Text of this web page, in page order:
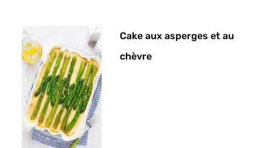
Cake aux asperges et au
chèvre